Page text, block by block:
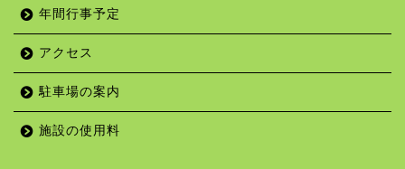
年間行事予定
アクセス
駐車場の案内
施設の使用料